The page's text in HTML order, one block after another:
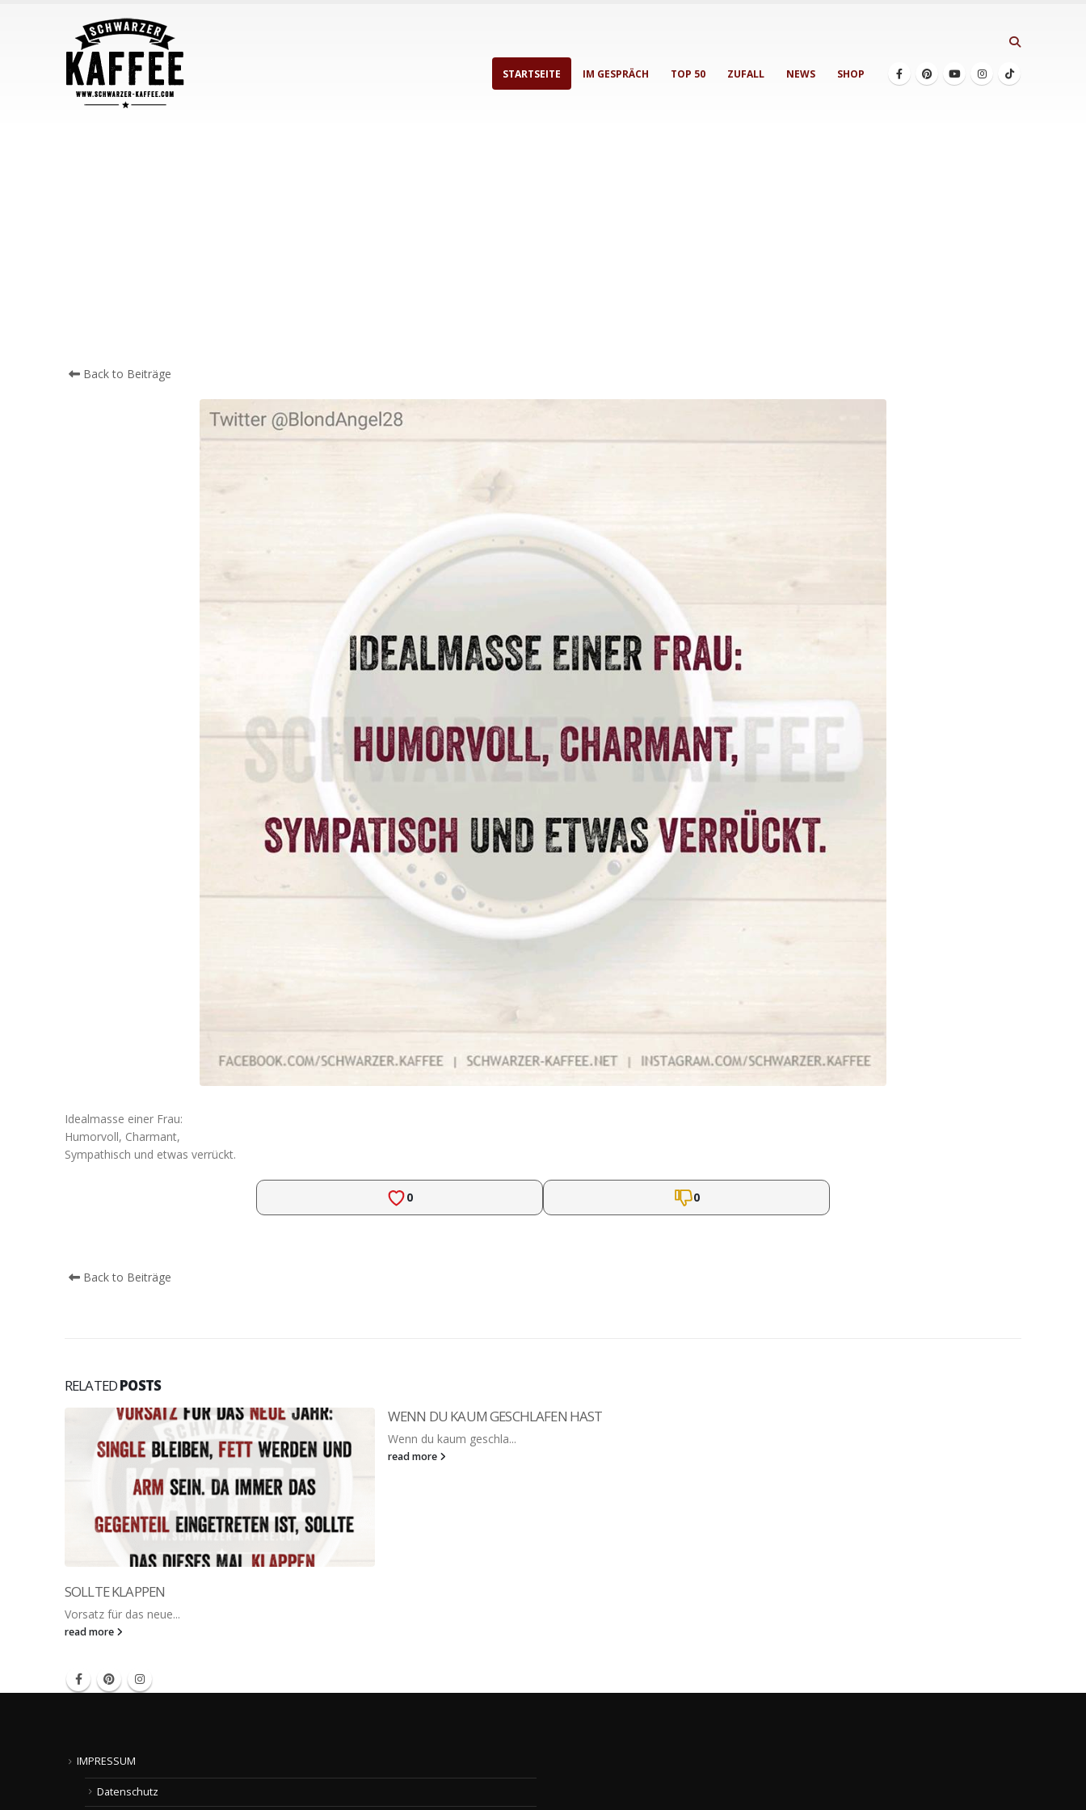
STARTSEITE IM GESPRÄCH TOP 50 ZUFALL NEWS SHOP
Back to Beiträge
Idealmasse einer Frau:
Humorvoll, Charmant,
Sympathisch und etwas verrückt.
0 0
Back to Beiträge
RELATEDPOSTS
SOLLTE KLAPPEN
Vorsatz für das neue...
read more
WENN DU KAUM GESCHLAFEN HAST
Wenn du kaum geschla...
read more
IMPRESSUM
Datenschutz